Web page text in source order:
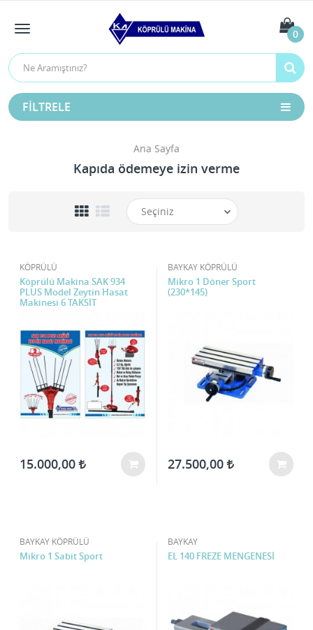
0
FILTRELE
Ana Sayfa
Kapıda ödemeye izin verme
KÖPRÜLÜ
Köprülü Makina SAK 934
PLUS Model Zeytin Hasat
Makinesi 6 TAKSİT
15.000,00
BAYKAY KÖPRÜLÜ
Mikro 1 Döner Sport
(230*145)
27.500,00
BAYKAY KÖPRÜLÜ
Mikro 1 Sabit Sport
BAYKAY
EL 140 FREZE MENGENESİ